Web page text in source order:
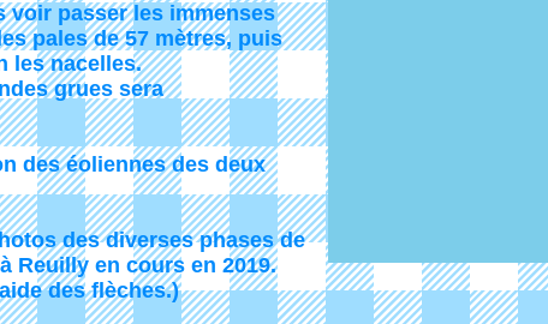
passer les immenses
pales de 57 mètres, puis
les nacelles.
grues sera
des éoliennes des deux
des diverses phases de
Reuilly en cours en 2019.
des flèches.)